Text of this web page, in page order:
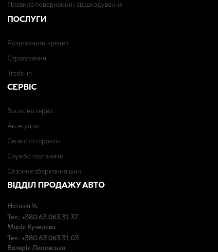
Правила повернення і відшкодування
ПОСЛУГИ
Розрахувати кредит
Страхування
Trade-in
СЕРВІС
Запис на сервіс
Аксесуари
Сервіс та гарантія
Служба підтримки
Сезонне зберігання шин
ВІДДІЛ ПРОДАЖУ АВТО
Наталія Ус
Тел.: +380 63 063 31 37
Марія Кучерява
Тел.: +380 63 063 31 03
Валерія Липовська